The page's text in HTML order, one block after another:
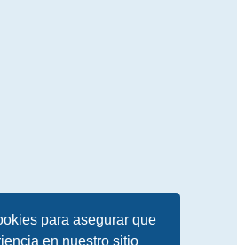
para asegurar que
en nuestro sitio